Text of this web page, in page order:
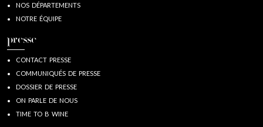
NOS DÉPARTEMENTS
NOTRE ÉQUIPE
presse
CONTACT PRESSE
COMMUNIQUÉS DE PRESSE
DOSSIER DE PRESSE
ON PARLE DE NOUS
TIME TO B WINE